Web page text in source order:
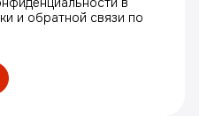
и обратной связи по